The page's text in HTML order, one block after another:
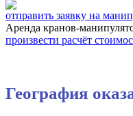
отправить заявку на
Аренда кранов-
произвести расчёт
География